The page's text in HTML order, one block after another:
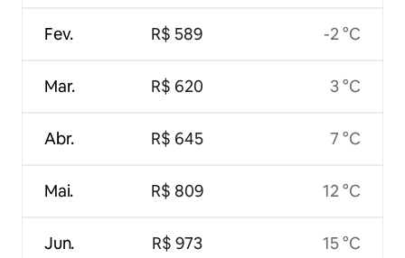
Fev.
Mar.
Abr.
Mai.
Jun.
R$ 589
R$ 620
R$ 645
R$ 809
R$ 973
-2 °C
3 °C
7 °C
12 °C
15 °C